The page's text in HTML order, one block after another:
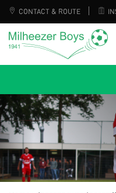
CONTACT & ROUTE